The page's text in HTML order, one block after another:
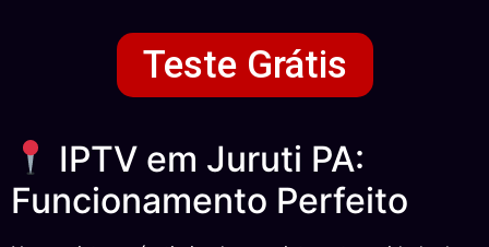
Teste Grátis
IPTV em Juruti PA:
Funcionamento Perfeito